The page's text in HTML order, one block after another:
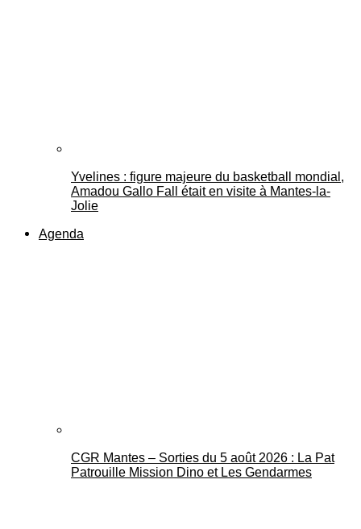
Yvelines : figure majeure du basketball mondial,
Amadou Gallo Fall était en visite à Mantes-la-
Jolie
Agenda
CGR Mantes – Sorties du 5 août 2026 : La Pat
Patrouille Mission Dino et Les Gendarmes